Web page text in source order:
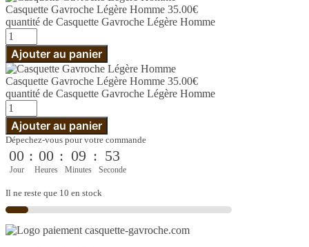
Casquette Gavroche Légère Homme 35.00€
quantité de Casquette Gavroche Légère Homme
Ajouter au panier
Casquette Gavroche Légère Homme 35.00€
quantité de Casquette Gavroche Légère Homme
Ajouter au panier
Dépechez-vous pour votre commande
00
Jour
: 00
Heures
: 09
Minutes
: 52
Seconde
Il ne reste que 10 en stock